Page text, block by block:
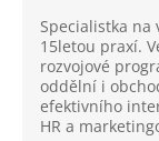
Specialistka na
15letou praxí.
rozvojové
oddělní i
efektivního
HR a